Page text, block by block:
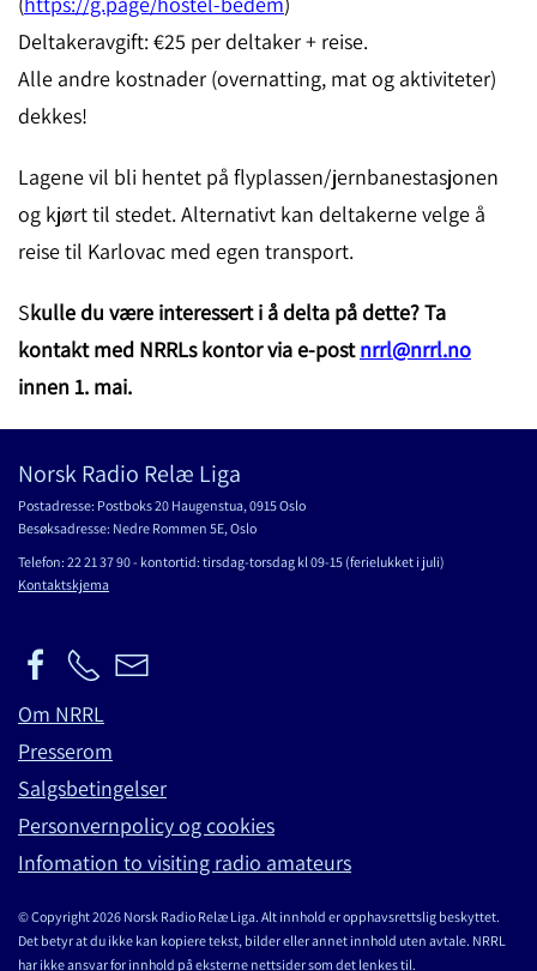
Deltakeravgift: €25 per deltaker + reise.
Alle andre kostnader (overnatting, mat og aktiviteter)
dekkes!
Lagene vil bli hentet på flyplassen/jernbanestasjonen
og kjørt til stedet. Alternativt kan deltakerne velge å
reise til Karlovac med egen transport.
Skulle du være interessert i å delta på dette? Ta
kontakt med NRRLs kontor via e-postnrrl@nrrl.no
innen 1. mai.
Norsk Radio Relæ Liga
Postadresse: Postboks 20 Haugenstua, 0915 Oslo
Besøksadresse: Nedre Rommen 5E, Oslo
Telefon: 22 21 37 90 - kontortid: tirsdag-torsdag kl 09-15 (ferielukket i juli)
Kontaktskjema
Om NRRL
Presserom
Salgsbetingelser
Personvernpolicy og cookies
Infomation to visiting radio amateurs
© Copyright 2026 Norsk Radio Relæ Liga. Alt innhold er opphavsrettslig beskyttet.
Det betyr at du ikke kan kopiere tekst, bilder eller annet innhold uten avtale. NRRL
har ikke ansvar for innhold på eksterne nettsider som det lenkes til.